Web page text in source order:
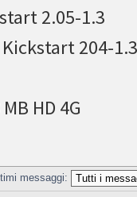
2.05-1.3
204-
HD 4G
messaggi: